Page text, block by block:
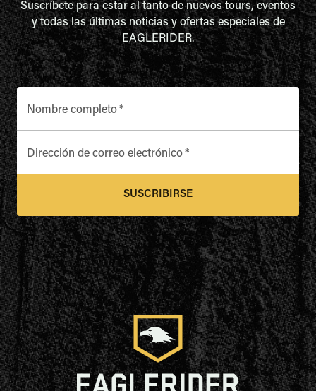
Suscríbete para estar al tanto de nuevos tours, eventos
y todas las últimas noticias y ofertas especiales de
EAGLERIDER.
Nombre completo*
Dirección de correo electrónico*
SUSCRIBIRSE